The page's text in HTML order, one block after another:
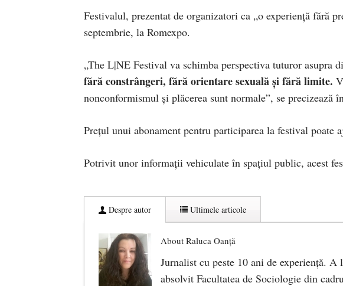
Festivalul, prezentat de organizatori ca „o experiență fără
septembrie, la Romexpo.
„The L|NE Festival va schimba perspectiva tuturor asupra
fără constrângeri, fără orientare sexuală și fără limite.
nonconformismul și plăcerea sunt normale”, se precizează
Prețul unui abonament pentru participarea la festival poate
Potrivit unor informații vehiculate în spațiul public, acest
Despre autor Ultimele articole
About Raluca Oanță
Jurnalist cu peste 10 ani de experiență.
absolvit Facultatea de Sociologie din